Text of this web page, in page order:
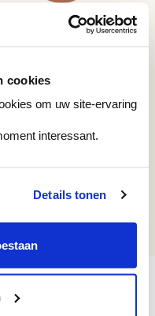
cookies
om uw site-ervaring
interessant.
Details tonen
WE M173
Orange Empathy